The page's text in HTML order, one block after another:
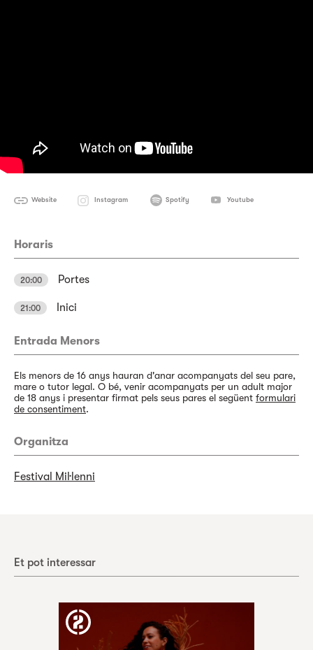
Website Instagram Spotify Youtube
Horaris
20:00 Portes
21:00 Inici
Entrada Menors
Els menors de 16 anys hauran d'anar acompanyats del seu pare,
mare o tutor legal. O bé, venir acompanyats per un adult major
de 18 anys i presentar firmat pels seus pares el següent formulari
de consentiment.
Organitza
Festival Mil·lenni
Et pot interessar